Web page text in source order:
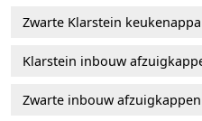
Zwarte Klarstein
Klarstein inbouw
Zwarte inbouw afzuigkappen